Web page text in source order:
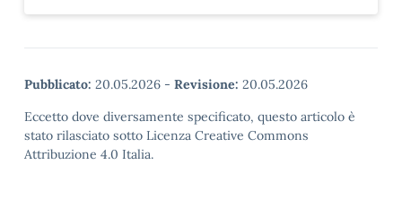
Pubblicato: 20.05.2026 - Revisione: 20.05.2026
Eccetto dove diversamente specificato, questo articolo è
stato rilasciato sotto Licenza Creative Commons
Attribuzione 4.0 Italia.